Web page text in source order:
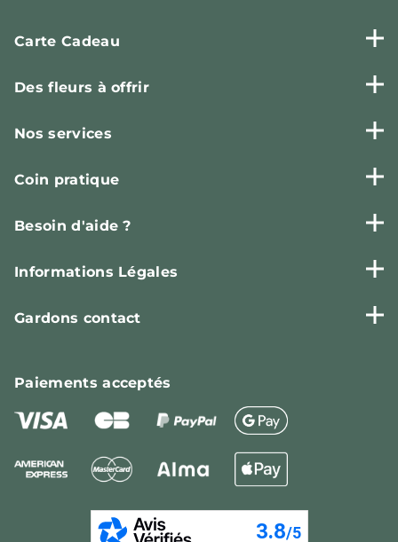
Carte Cadeau
Des fleurs à offrir
Nos services
Coin pratique
Besoin d'aide ?
Informations Légales
Gardons contact
Paiementsacceptés